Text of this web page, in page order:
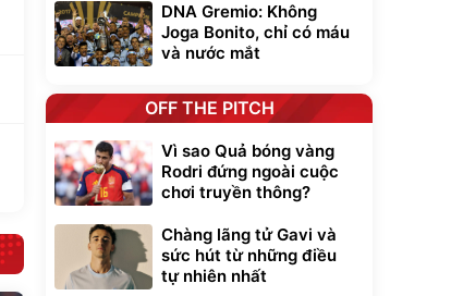
DNA Gremio: Không
Joga Bonito, chỉ có máu
và nước mắt
OFF THE PITCH
Vì sao Quả bóng vàng
Rodri đứng ngoài cuộc
chơi truyền thông?
Chàng lãng tử Gavi và
sức hút từ những điều
tự nhiên nhất